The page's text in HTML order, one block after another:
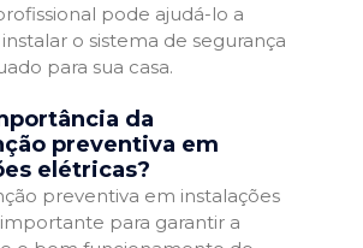
pode ajudá-lo a
o sistema de segurança
para sua casa.
da
preventiva em
elétricas?
preventiva em instalações
para garantir a